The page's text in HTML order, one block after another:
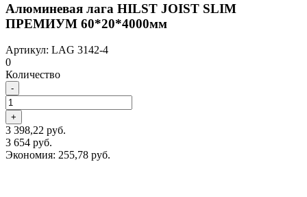
Алюминевая лага HILST JOIST SLIM
ПРЕМИУМ 60*20*4000мм
Артикул: LAG 3142-4
0
Количество
-
+
3 398,22 руб.
3 654 руб.
Экономия: 255,78 руб.